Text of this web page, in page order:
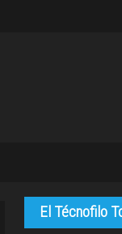
El Técnofilo